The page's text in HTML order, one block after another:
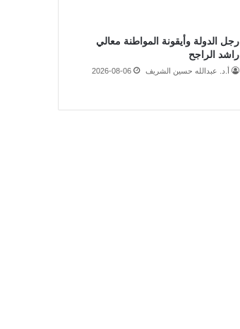
رجل الدولة وأيقونة المواطنة معالي
راشد الراجح
أ.د. عبدالله حسين الشريف 2026-08-06